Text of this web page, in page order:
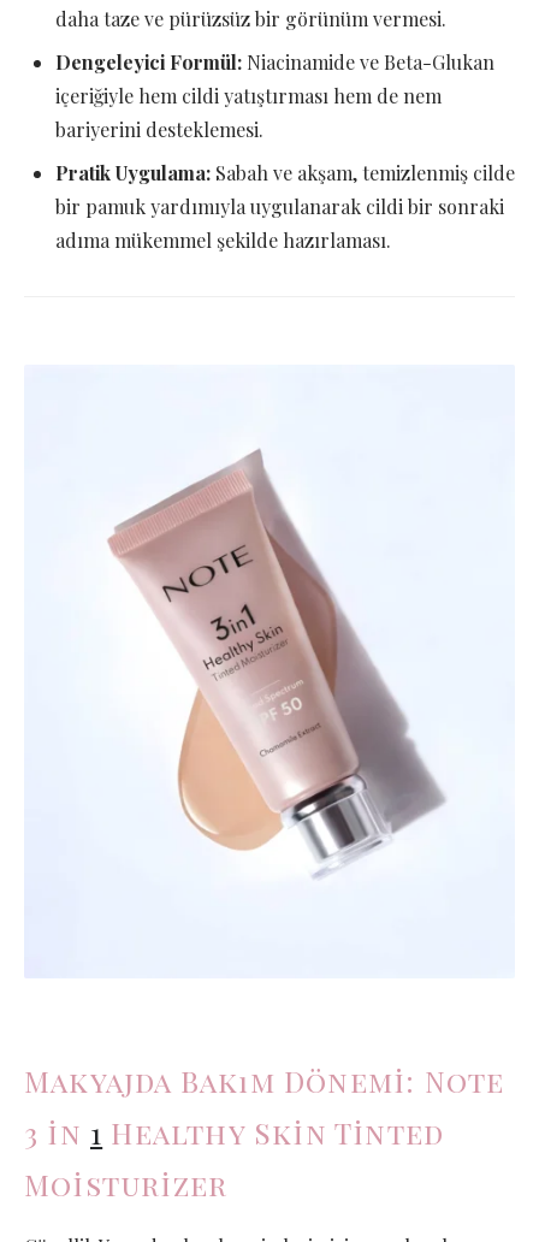
daha taze ve pürüzsüz bir görünüm vermesi.
Dengeleyici Formül:Niacinamide ve Beta-Glukan
içeriğiyle hem cildi yatıştırması hem de nem
bariyerini desteklemesi.
Pratik Uygulama:Sabah ve akşam, temizlenmiş cilde
bir pamuk yardımıyla uygulanarak cildi bir sonraki
adıma mükemmel şekilde hazırlaması.
Makyajda Bakım Dönemi: Note
3 in 1 Healthy Skin Tinted
Moisturizer